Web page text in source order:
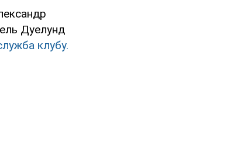
Дуелунд
клубу.